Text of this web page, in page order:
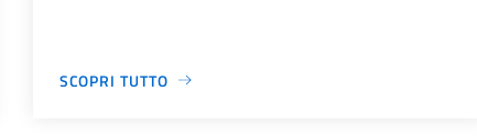
SCOPRI TUTTO